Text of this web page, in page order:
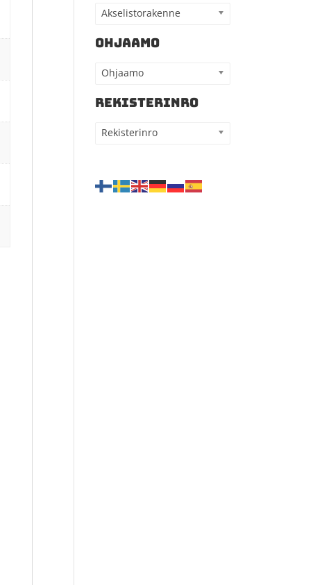
Akselistorakenne
OHJAAMO
Ohjaamo
REKISTERINRO
Rekisterinro